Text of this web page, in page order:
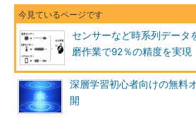
センサーなど時系列データ
磨作業で92％の精度を実現
深層学習初心者向けの無料
開